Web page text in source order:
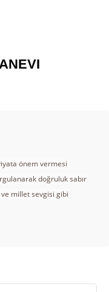
önem vermesi
doğruluk sabır
millet sevgisi gibi